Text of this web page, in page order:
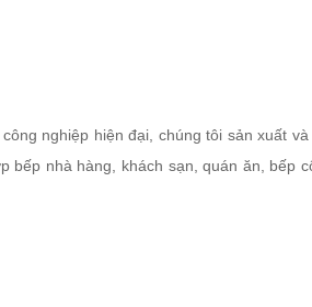
nghiệp hiện đại, chúng tôi sản xuất
nhà hàng, khách sạn, quán ăn, bếp